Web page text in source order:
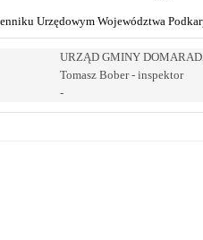
Urzędowym Województwa
URZĄD GMINY
Tomasz Bober - inspektor
-